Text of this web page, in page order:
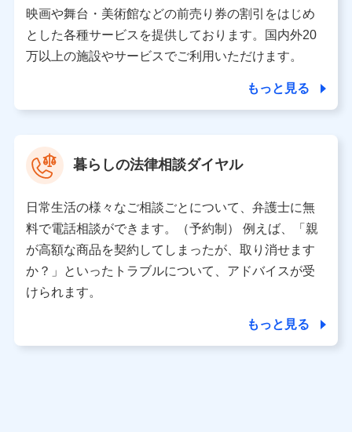
個人データの共同利用
当社は株式会社NTTドコモとの間で、以下のとおり個
人データを共同利用します。
氏名、電話番号、メールアドレス、お客さまの識別子、属
性、連絡先、dポイントサービスのご利用に関する情報。例
として、dポイントカード番号、性別、年齢、家族構成、住
所、dポイント残高、dポイント利用履歴などが含まれます。
利用情報
当社又は株式会社NTTドコモが提供する各種サービスなどの
ご契約・ご利用などに関する情報。例として、当社又は株式
会社NTTドコモが提供する各種サービスのご契約状態・ご利
用履歴インターネット利用時の行動に関する情報、アプリケ
ーション利用時の行動に関する情報、購入されたサービスや
当社又は株式会社NTTドコモが提供する保険関連サービスに
映画や舞台・美術館などの前売り券の割引をはじめ
とした各種サービスを提供しております。国内外20
万以上の施設やサービスでご利用いただけます。
もっと見る
暮らしの法律相談ダイヤル
日常生活の様々なご相談ごとについて、弁護士に無
料で電話相談ができます。（予約制） 例えば、「親
が高額な商品を契約してしまったが、取り消せます
か？」といったトラブルについて、アドバイスが受
けられます。
もっと見る